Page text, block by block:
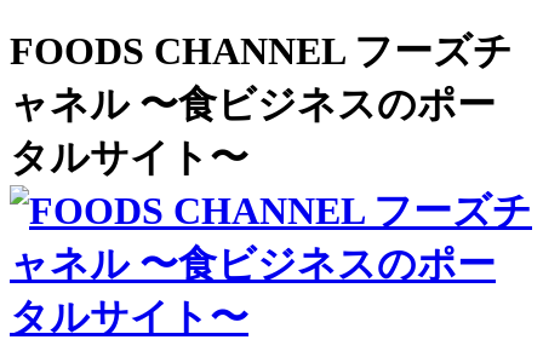
FOODS CHANNEL フーズチ
ャネル 〜食ビジネスのポー
タルサイト〜